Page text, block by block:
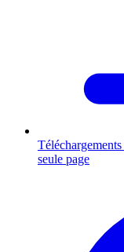
Téléchargements
seule page